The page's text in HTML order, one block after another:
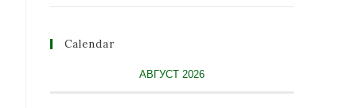
Calendar
АВГУСТ 2026